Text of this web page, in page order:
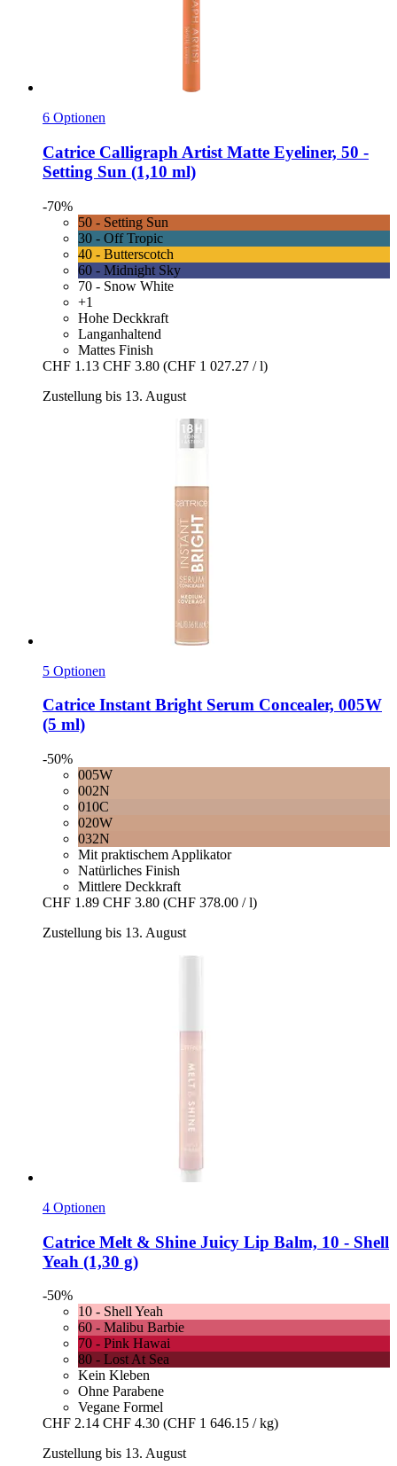
6 Optionen
Catrice Calligraph Artist Matte Eyeliner, 50 -​
Setting Sun (1,10 ml)
-70%
50 - Setting Sun
30 - Off Tropic
40 - Butterscotch
60 - Midnight Sky
70 - Snow White
+1
Hohe Deckkraft
Langanhaltend
Mattes Finish
CHF 1.13 CHF 3.80 (CHF 1 027.27 / l)
Zustellung bis 13. August
5 Optionen
Catrice Instant Bright Serum Concealer, 005W
(5 ml)
-50%
005W
002N
010C
020W
032N
Mit praktischem Applikator
Natürliches Finish
Mittlere Deckkraft
CHF 1.89 CHF 3.80 (CHF 378.00 / l)
Zustellung bis 13. August
4 Optionen
Catrice Melt & Shine Juicy Lip Balm, 10 -​ Shell
Yeah (1,30 g)
-50%
10 - Shell Yeah
60 - Malibu Barbie
70 - Pink Hawai
80 - Lost At Sea
Kein Kleben
Ohne Parabene
Vegane Formel
CHF 2.14 CHF 4.30 (CHF 1 646.15 / kg)
Zustellung bis 13. August